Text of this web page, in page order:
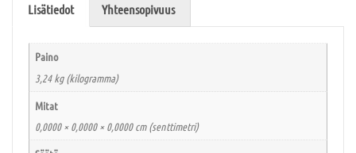
Lisätiedot Yhteensopivuus
Paino
3,24 kg (kilogramma)
Mitat
0,0000 × 0,0000 × 0,0000 cm (senttimetri)